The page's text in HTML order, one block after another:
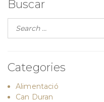
Buscar
Categories
Alimentació
Can Duran